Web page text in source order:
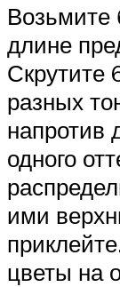
Возьмите
длине
Скрутите
разных
напротив
одного
ими
цветы на